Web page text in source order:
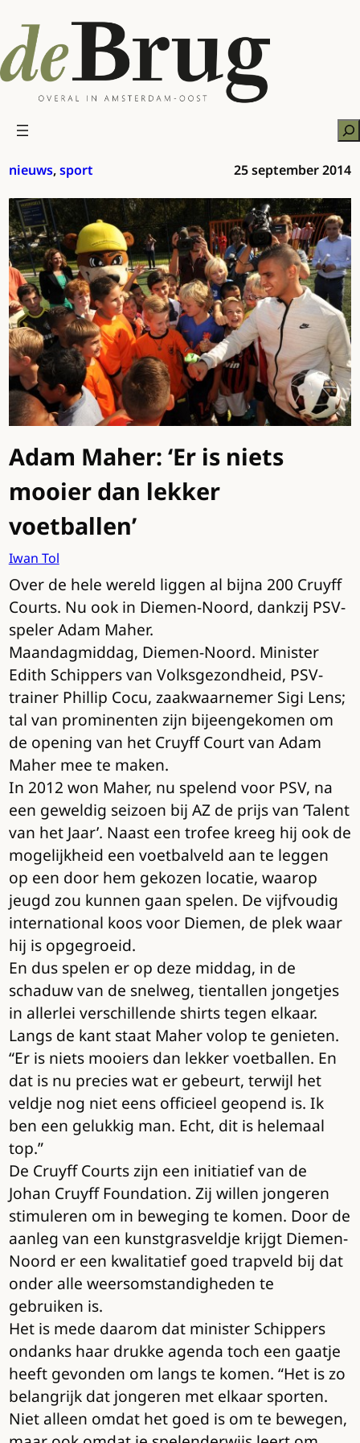
naar
de
inhoud
nieuws, sport 25 september 2014
Adam Maher: ‘Er is niets
mooier dan lekker
voetballen’
Iwan Tol
Over de hele wereld liggen al bijna 200 Cruyff
Courts. Nu ook in Diemen-Noord, dankzij PSV-
speler Adam Maher.
Maandagmiddag, Diemen-Noord. Minister
Edith Schippers van Volksgezondheid, PSV-
trainer Phillip Cocu, zaakwaarnemer Sigi Lens;
tal van prominenten zijn bijeengekomen om
de opening van het Cruyff Court van Adam
Maher mee te maken.
In 2012 won Maher, nu spelend voor PSV, na
een geweldig seizoen bij AZ de prijs van ‘Talent
van het Jaar’. Naast een trofee kreeg hij ook de
mogelijkheid een voetbalveld aan te leggen
op een door hem gekozen locatie, waarop
jeugd zou kunnen gaan spelen. De vijfvoudig
international koos voor Diemen, de plek waar
hij is opgegroeid.
En dus spelen er op deze middag, in de
schaduw van de snelweg, tientallen jongetjes
in allerlei verschillende shirts tegen elkaar.
Langs de kant staat Maher volop te genieten.
“Er is niets mooiers dan lekker voetballen. En
dat is nu precies wat er gebeurt, terwijl het
veldje nog niet eens officieel geopend is. Ik
ben een gelukkig man. Echt, dit is helemaal
top.”
De Cruyff Courts zijn een initiatief van de
Johan Cruyff Foundation. Zij willen jongeren
stimuleren om in beweging te komen. Door de
aanleg van een kunstgrasveldje krijgt Diemen-
Noord er een kwalitatief goed trapveld bij dat
onder alle weersomstandigheden te
gebruiken is.
Het is mede daarom dat minister Schippers
ondanks haar drukke agenda toch een gaatje
heeft gevonden om langs te komen. “Het is zo
belangrijk dat jongeren met elkaar sporten.
Niet alleen omdat het goed is om te bewegen,